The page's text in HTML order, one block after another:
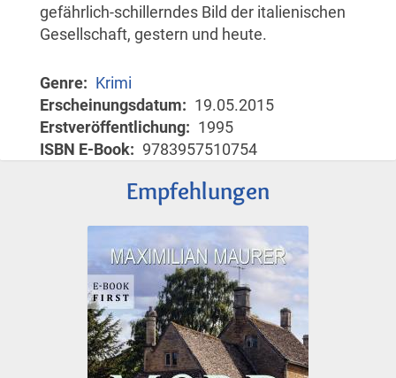
gefährlich-schillerndes Bild der italienischen
Gesellschaft, gestern und heute.
Genre
Krimi
Erscheinungsdatum
19.05.2015
Erstveröffentlichung
1995
ISBN E-Book
9783957510754
Empfehlungen